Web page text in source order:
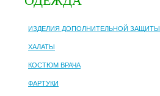
ИЗДЕЛИЯ ДОПОЛНИТЕЛЬНОЙ ЗАЩИТЫ
ХАЛАТЫ
КОСТЮМ ВРАЧА
ФАРТУКИ